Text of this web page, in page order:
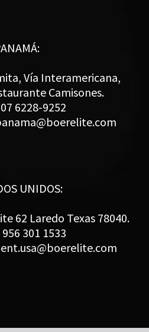
Vía Interamericana,
Camisones.
6228-9252
UNIDOS:
62 Laredo Texas 78040.
301 1533